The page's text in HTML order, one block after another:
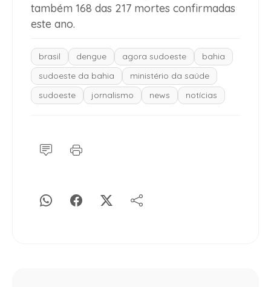
também 168 das 217 mortes confirmadas
este ano.
brasil dengue agora sudoeste
bahia
sudoeste da bahia
ministério da saúde
sudoeste
jornalismo news notícias